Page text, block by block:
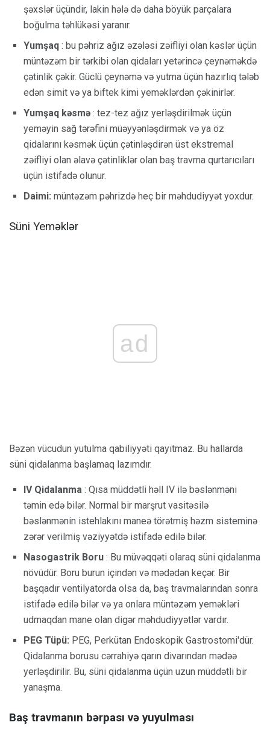
şəxslər üçündir, lakin hələ də daha böyük parçalara
boğulma təhlükəsi yaranır.
Yumşaq : bu pəhriz ağız əzələsi zəifliyi olan kəslər üçün
müntəzəm bir tərkibi olan qidaları yetərincə çeynəməkdə
çətinlik çəkir. Güclü çeynəmə və yutma üçün hazırlıq tələb
edən simit və ya biftek kimi yeməklərdən çəkinirlər.
Yumşaq kəsmə : tez-tez ağız yerləşdirilmək üçün
yeməyin sağ tərəfini müəyyənləşdirmək və ya öz
qidalarını kəsmək üçün çətinləşdirən üst ekstremal
zəifliyi olan əlavə çətinliklər olan baş travma qurtarıcıları
üçün istifadə olunur.
Daimi: müntəzəm pəhrizdə heç bir məhdudiyyət yoxdur.
Süni Yeməklər
ad
Bəzən vücudun yutulma qabiliyyəti qayıtmaz. Bu hallarda
süni qidalanma başlamaq lazımdır.
IV Qidalanma : Qısa müddətli həll IV ilə bəslənməni
təmin edə bilər. Normal bir marşrut vasitəsilə
bəslənmənin istehlakını maneə törətmiş həzm sisteminə
zərər verilmiş vəziyyətdə istifadə edilə bilər.
Nasogastrik Boru : Bu müvəqqəti olaraq süni qidalanma
növüdür. Boru burun içindən və mədədən keçər. Bir
başqadır ventilyatorda olsa da, baş travmalarından sonra
istifadə edilə bilər və ya onlara müntəzəm yeməkləri
udmaqdan mane olan digər məhdudiyyətlər vardır.
PEG Tüpü: PEG, Perkütan Endoskopik Gastrostomi'dür.
Qidalanma borusu cərrahiyə qarın divarından mədəə
yerləşdirilir. Bu, süni qidalanma üçün uzun müddətli bir
yanaşma.
Baş travmanın bərpası və yuyulması